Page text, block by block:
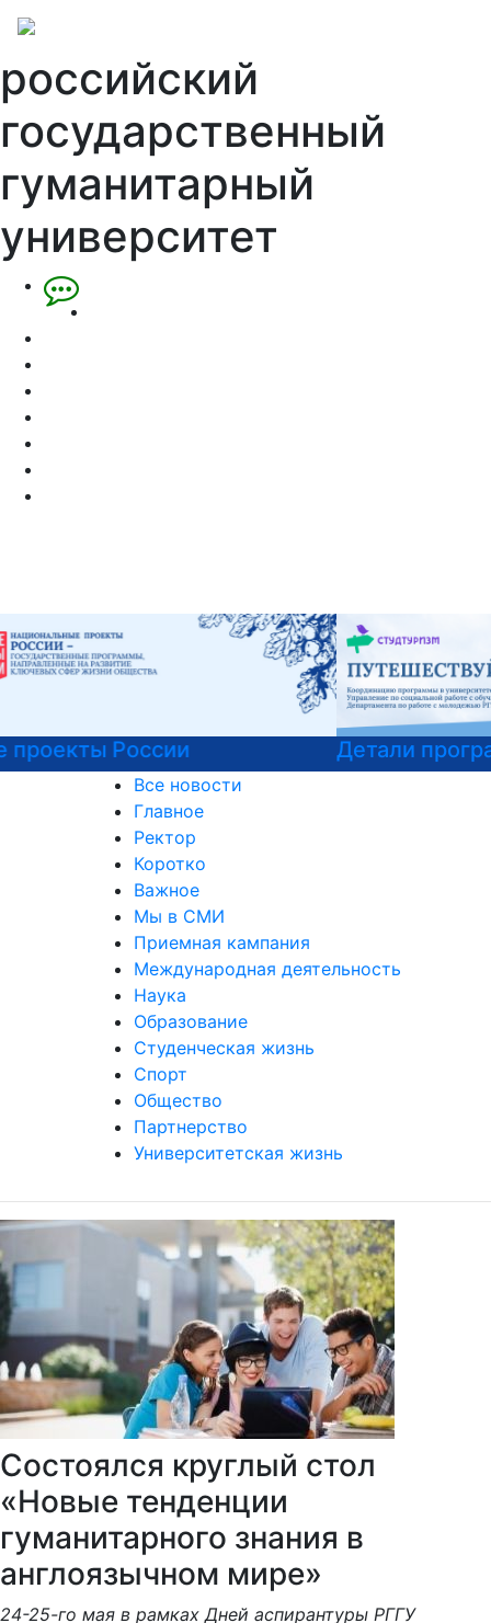
российский
государственный
гуманитарный
университет
Детали программы
Все новости
Главное
Ректор
Коротко
Важное
Мы в СМИ
Приемная кампания
Международная деятельность
Наука
Образование
Студенческая жизнь
Спорт
Общество
Партнерство
Университетская жизнь
Состоялся круглый стол
«Новые тенденции
гуманитарного знания в
англоязычном мире»
24-25-го мая в рамках Дней аспирантуры РГГУ